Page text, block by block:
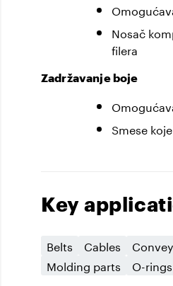
Nosač
filera
Zadržavanje boje
Smese
Key
Belts Cables
Molding parts
O-rings